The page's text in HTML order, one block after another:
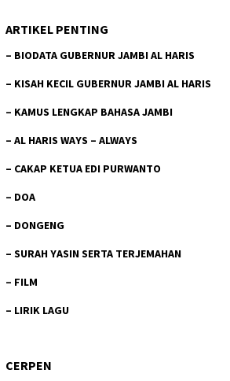
ARTIKEL PENTING
– BIODATA GUBERNUR JAMBI AL HARIS
– KISAH KECIL GUBERNUR JAMBI AL HARIS
– KAMUS LENGKAP BAHASA JAMBI
– AL HARIS WAYS – ALWAYS
– CAKAP KETUA EDI PURWANTO
– DOA
– DONGENG
– SURAH YASIN SERTA TERJEMAHAN
– FILM
– LIRIK LAGU
CERPEN